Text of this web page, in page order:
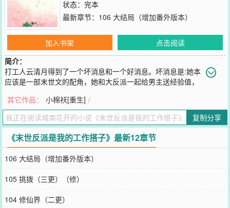
状态：完本
最新章节： 106 大结局（增加番外版本）
加入书架
点击阅读
简介：
打工人云清月得到了一个坏消息和一个好消息。坏消息是:她本
应该是一部末世文的配角，她和大反派一起给男主送经验值，
万，回来以后还能有一个上四休3的Offer。打工人云清月想，在哪儿
打工不是打工呢。于是，她进入了末世世界中，她很快找到了大反
派，以后这位大反派就是她的工作搭子了。她对工作搭子只有三个要
求:能一起摸鱼，能一起吃饭，能一起骂老板，这里当然就是一起骂这
个世界的男主。她的工作搭子在吃饭和摸鱼上没什么问题，只是每次
骂男主的时候，他都有种迷之微笑。云清月心说自己这个工作搭子还
挺讲究，都不在背后说老板坏话。下一本写《不配》龙千里第一次穿
越到ABO世界时，她自己身份是女性Omega，但她脑子里性别只分男
女，不分ABO，那个时候，她其实想过谈恋爱，但问题是她实在是无
法和男A生活在一起。于是，一直到她坐上了帝国王座，她都是单身，
最后她因为信息素紊乱去世。再睁开眼睛，她回到了刚穿越到这个世
其它作品： 小棉袄[重生] /
复制分享
《末世反派是我的工作搭子》最新12章节
106 大结局（增加番外版本）
105 挑拨（三更）（修）
104 修仙界（二更）